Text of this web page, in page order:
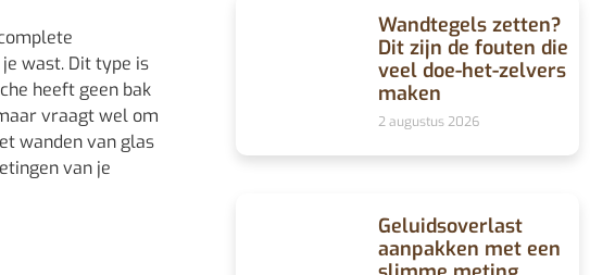
wast. Dit type is
heeft geen bak
vraagt wel om
wanden van glas
van je
Wandtegels zetten?
Dit zijn de fouten die
veel doe-het-zelvers
maken
2 augustus 2026
Geluidsoverlast
aanpakken met een